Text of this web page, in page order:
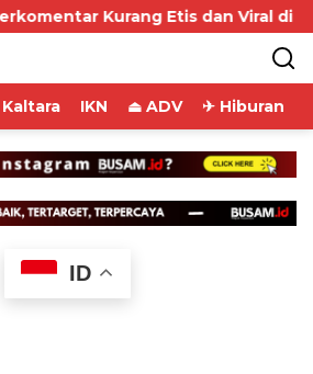
Kurang Etis dan Viral di
Kaltara IKN ⏏ ADV ✈ Hiburan
ID